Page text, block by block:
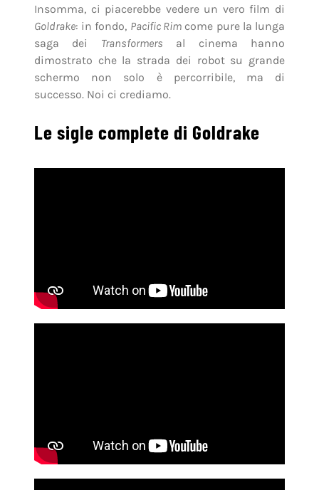
Insomma, ci piacerebbe vedere un vero film di
Goldrake: in fondo, Pacific Rim come pure la lunga
saga dei Transformers al cinema hanno
dimostrato che la strada dei robot su grande
schermo non solo è percorribile, ma di
successo. Noi ci crediamo.
Le sigle complete di Goldrake